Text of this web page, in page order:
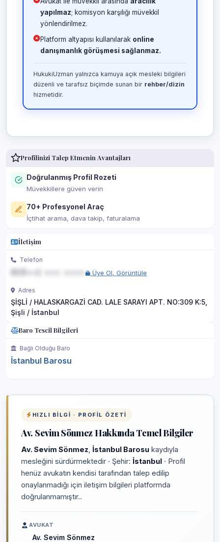
yapılmaz; komisyon karşılığı müvekkil
yönlendirilmez.
Platform altyapısı kullanılarak online
danışmanlık görüşmesi sağlanmaz.
HukukiUzman yalnızca kamuya açık mesleki bilgileri
düzenli ve tarafsız biçimde sunan bir rehber/dizin
hizmetidir.
Profilinizi Talep Etmenin Avantajları
Doğrulanmış Profil Rozeti
Müvekkillere güven verin
70+ Profesyonel Araç
İçtihat arama, dava takip, faturalama
İletişim
Telefon
Üye Ol, Görüntüle
Adres
ŞİŞLİ / HALASKARGAZİ CAD. LALE SARAYI APT. NO:309 K:5,
Şişli / İstanbul
Baro Tescil Bilgileri
Bağlı Olduğu Baro
İstanbul Barosu
HIZLI BILGI · PROFIL ÖZETI
Av. Sevim Sönmez Hakkında Temel Bilgiler
Av. Sevim Sönmez İstanbul Barosu kaydıyla
mesleğini sürdürmektedir · Şehir: İstanbul · Profil
henüz avukatın kendisi tarafından talep edilip
onaylanmadığı için iletişim bilgileri platformda
doğrulanmamıştır..
AVUKAT
Av. Sevim Sönmez